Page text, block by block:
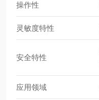
操作性
灵敏度特性
安全特性
应用领域